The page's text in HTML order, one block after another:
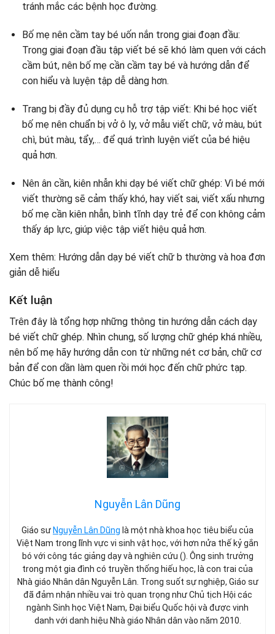
tránh mắc các bệnh học đường.
Bố mẹ nên cầm tay bé uốn nắn trong giai đoạn đầu:
Trong giai đoạn đầu tập viết bé sẽ khó làm quen với cách
cầm bút, nên bố mẹ cần cầm tay bé và hướng dẫn để
con hiểu và luyện tập dễ dàng hơn.
Trang bị đầy đủ dụng cụ hỗ trợ tập viết: Khi bé học viết
bố mẹ nên chuẩn bị vở ô ly, vở mẫu viết chữ, vở màu, bút
chì, bút màu, tẩy,… để quá trình luyện viết của bé hiệu
quả hơn.
Nên ân cần, kiên nhẫn khi dạy bé viết chữ ghép: Vì bé mới
viết thường sẽ cảm thấy khó, hay viết sai, viết xấu nhưng
bố mẹ cần kiên nhẫn, bình tĩnh dạy trẻ để con không cảm
thấy áp lực, giúp việc tập viết hiệu quả hơn.
Xem thêm: Hướng dẫn dạy bé viết chữ b thường và hoa đơn
giản dễ hiểu
Kết luận
Trên đây là tổng hợp những thông tin hướng dẫn cách dạy
bé viết chữ ghép. Nhìn chung, số lượng chữ ghép khá nhiều,
nên bố mẹ hãy hướng dẫn con từ những nét cơ bản, chữ cơ
bản để con dần làm quen rồi mới học đến chữ phức tạp.
Chúc bố mẹ thành công!
Nguyễn Lân Dũng
Giáo sư Nguyễn Lân Dũng là một nhà khoa học tiêu biểu của
Việt Nam trong lĩnh vực vi sinh vật học, với hơn nửa thế kỷ gắn
bó với công tác giảng dạy và nghiên cứu (). Ông sinh trưởng
trong một gia đình có truyền thống hiếu học, là con trai của
Nhà giáo Nhân dân Nguyễn Lân. Trong suốt sự nghiệp, Giáo sư
đã đảm nhận nhiều vai trò quan trọng như Chủ tịch Hội các
ngành Sinh học Việt Nam, Đại biểu Quốc hội và được vinh
danh với danh hiệu Nhà giáo Nhân dân vào năm 2010.